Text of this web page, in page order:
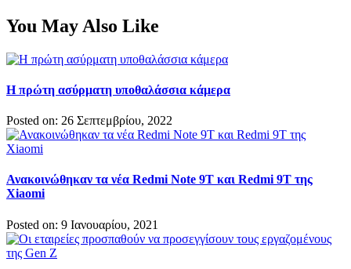
You May Also Like
H πρώτη ασύρματη υποθαλάσσια κάμερα
Posted on: 26 Σεπτεμβρίου, 2022
Ανακοινώθηκαν τα νέα Redmi Note 9T και Redmi 9T της
Xiaomi
Posted on: 9 Ιανουαρίου, 2021